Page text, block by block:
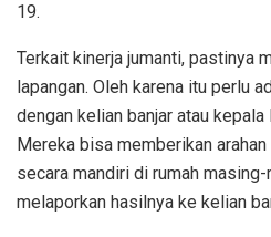
19.
Terkait kinerja jumanti, pastinya
lapangan. Oleh karena itu perlu
dengan kelian banjar atau
Mereka bisa memberikan
secara mandiri di rumah
melaporkan hasilnya ke kelian